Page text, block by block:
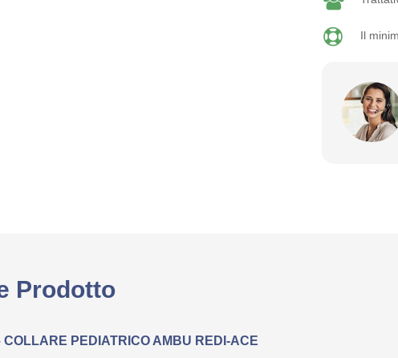
Il
Prodotto
PEDIATRICO AMBU REDI-ACE